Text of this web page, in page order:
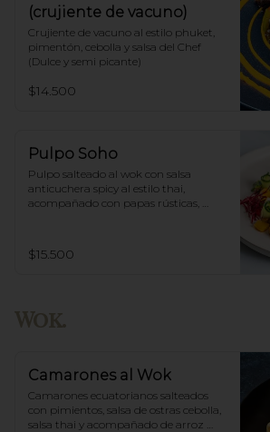
(crujiente de vacuno)
Crujiente de vacuno al estilo phuket,
pimentón, cebolla y salsa del Chef
(Dulce y semi picante)
$14.500
Pulpo Soho
Pulpo salteado al wok con salsa
anticuchera spicy al estilo thai,
acompañado con papas rústicas,
$15.500
Camarones al Wok
Camarones ecuatorianos salteados
con pimientos, salsa de ostras cebolla,
salsa thai y acompañado de arroz